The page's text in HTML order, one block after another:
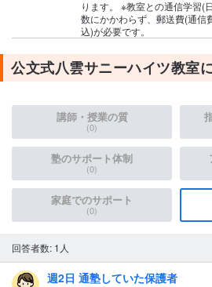
ります。 ※教室との通信学習(
数にかかわらず、郵送費(通信
込)が必要です。
公文式八雲サニーハイツ教室
講師・授業の質
(0)
塾のサポート体制
(0)
家庭でのサポート
(0)
回答者数: 1人
週2日 通塾していた保護者